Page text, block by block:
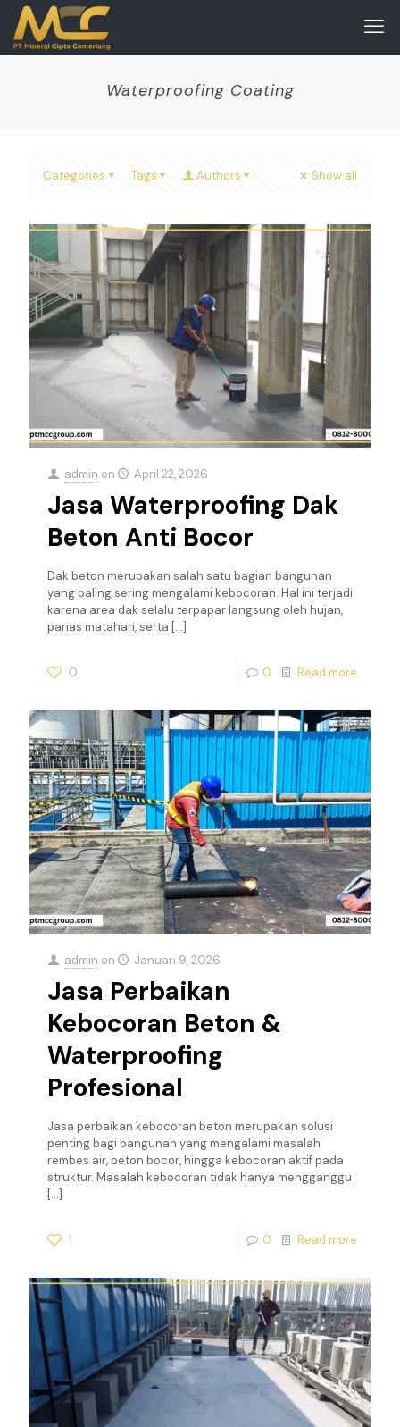
Waterproofing Coating
Categories Tags Authors Show all
admin on April 22, 2026
Jasa Waterproofing Dak
Beton Anti Bocor
Dak beton merupakan salah satu bagian bangunan
yang paling sering mengalami kebocoran. Hal ini terjadi
karena area dak selalu terpapar langsung oleh hujan,
panas matahari, serta […]
0 0 Read more
admin on Januari 9, 2026
Jasa Perbaikan
Kebocoran Beton &
Waterproofing
Profesional
Jasa perbaikan kebocoran beton merupakan solusi
penting bagi bangunan yang mengalami masalah
rembes air, beton bocor, hingga kebocoran aktif pada
struktur. Masalah kebocoran tidak hanya mengganggu
[…]
1 0 Read more